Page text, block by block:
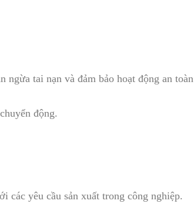
tai nạn và đảm bảo hoạt động an
động.
các yêu cầu sản xuất trong công nghiệp.